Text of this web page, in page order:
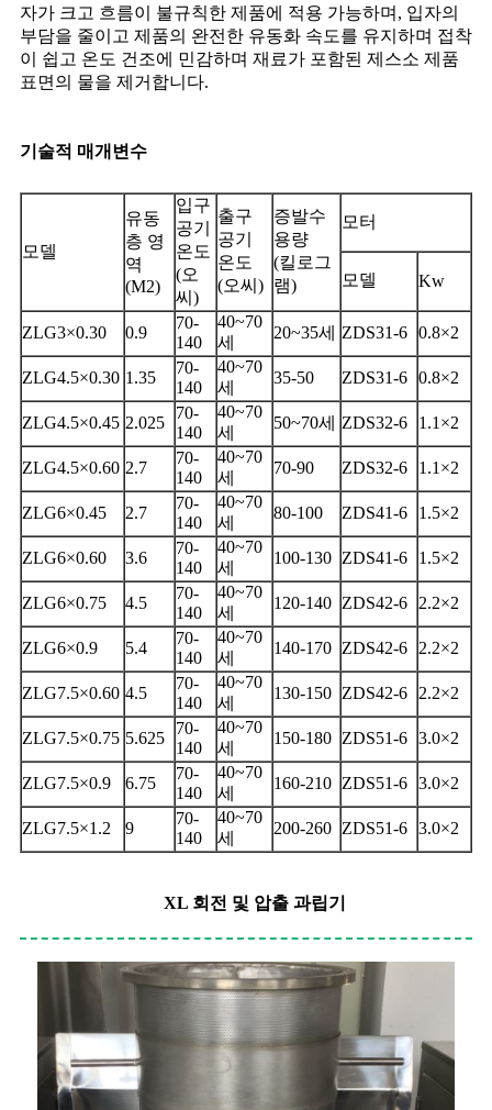
자가 크고 흐름이 불규칙한 제품에 적용 가능하며, 입자의
부담을 줄이고 제품의 완전한 유동화 속도를 유지하며 접착
이 쉽고 온도 건조에 민감하며 재료가 포함된 제스소 제품
표면의 물을 제거합니다.
기술적 매개변수
모델
유동
층 영
역
(M2)
입구
공기
온도
(오
씨)
출구
공기
온도
(오씨)
증발수
용량
(킬로그
램)
모터
모델 Kw
ZLG3×0.30 0.9
70-
140
40~70
세
20~35세 ZDS31-6 0.8×2
ZLG4.5×0.30 1.35
70-
140
40~70
세
35-50 ZDS31-6 0.8×2
ZLG4.5×0.45 2.025
70-
140
40~70
세
50~70세 ZDS32-6 1.1×2
ZLG4.5×0.60 2.7
70-
140
40~70
세
70-90 ZDS32-6 1.1×2
ZLG6×0.45 2.7
70-
140
40~70
세
80-100 ZDS41-6 1.5×2
ZLG6×0.60 3.6
70-
140
40~70
세
100-130 ZDS41-6 1.5×2
ZLG6×0.75 4.5
70-
140
40~70
세
120-140 ZDS42-6 2.2×2
ZLG6×0.9 5.4
70-
140
40~70
세
140-170 ZDS42-6 2.2×2
ZLG7.5×0.60 4.5
70-
140
40~70
세
130-150 ZDS42-6 2.2×2
ZLG7.5×0.75 5.625
70-
140
40~70
세
150-180 ZDS51-6 3.0×2
ZLG7.5×0.9 6.75
70-
140
40~70
세
160-210 ZDS51-6 3.0×2
ZLG7.5×1.2 9
70-
140
40~70
세
200-260 ZDS51-6 3.0×2
XL 회전 및 압출 과립기